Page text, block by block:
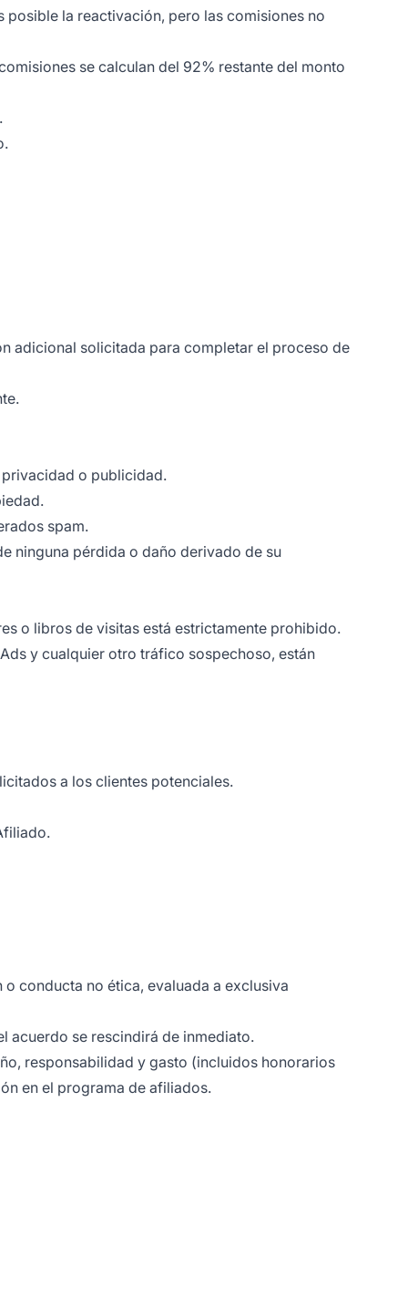
la reactivación, pero las comisiones no
se calculan del 92% restante del monto
adicional solicitada para completar el proceso de
o publicidad.
spam.
ninguna pérdida o daño derivado de su
o libros de visitas está estrictamente prohibido.
y cualquier otro tráfico sospechoso, están
a los clientes potenciales.
conducta no ética, evaluada a exclusiva
acuerdo se rescindirá de inmediato.
responsabilidad y gasto (incluidos honorarios
en el programa de afiliados.